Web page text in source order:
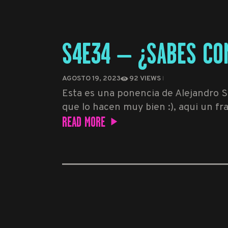
S4E34 – ¿SABES
AGOSTO 19, 2023 92 VIEWS
Esta es una ponencia de Alejandro
que lo hacen muy bien :), aqui un
READ MORE